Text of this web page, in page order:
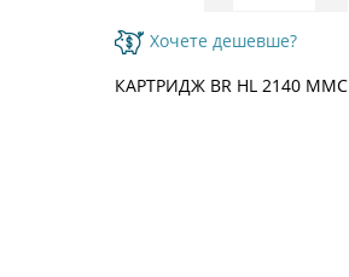
Хочете дешевше?
КАРТРИДЖ BR HL 2140 MMC